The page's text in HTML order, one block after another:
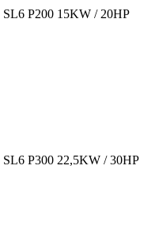
P200 15KW / 20HP
P300 22,5KW / 30HP